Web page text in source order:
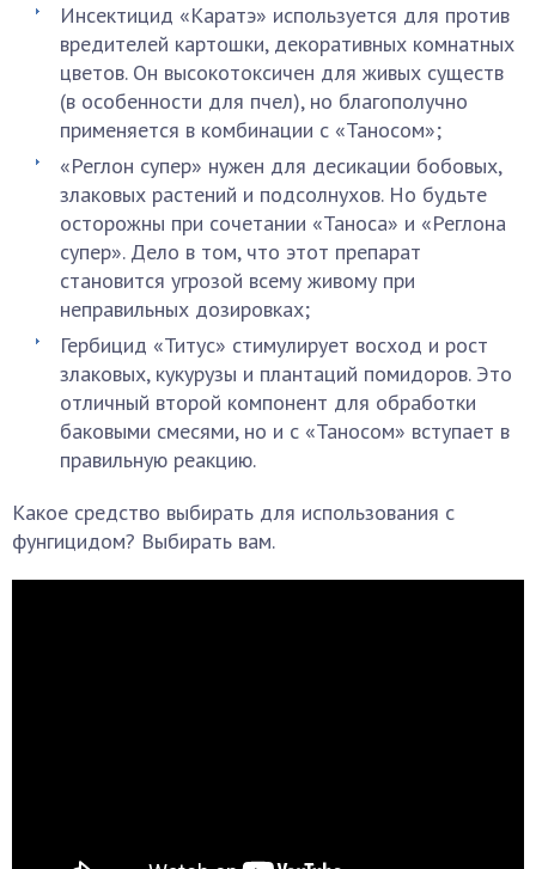
Инсектицид «Каратэ» используется для против
вредителей картошки, декоративных комнатных
цветов. Он высокотоксичен для живых существ
(в особенности для пчел), но благополучно
применяется в комбинации с «Таносом»;
«Реглон супер» нужен для десикации бобовых,
злаковых растений и подсолнухов. Но будьте
осторожны при сочетании «Таноса» и «Реглона
супер». Дело в том, что этот препарат
становится угрозой всему живому при
неправильных дозировках;
Гербицид «Титус» стимулирует восход и рост
злаковых, кукурузы и плантаций помидоров. Это
отличный второй компонент для обработки
баковыми смесями, но и с «Таносом» вступает в
правильную реакцию.
Какое средство выбирать для использования с
фунгицидом? Выбирать вам.